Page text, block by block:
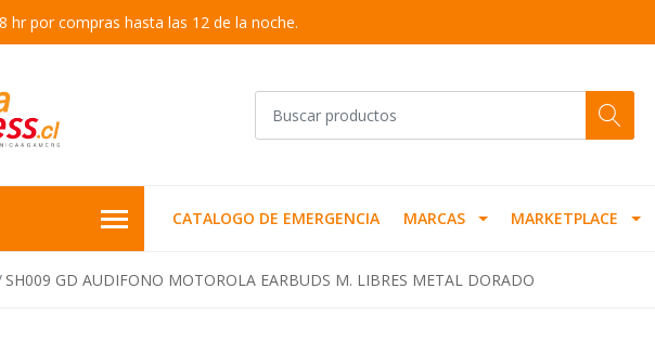
hr por compras hasta las 12 de la noche.
CATALOGO DE EMERGENCIA MARCAS MARKETPLACE
SH009 GD AUDIFONO MOTOROLA EARBUDS M. LIBRES METAL DORADO